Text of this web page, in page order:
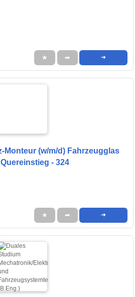
★ ➦ ➜
Monteur (w/m/d) Fahrzeugglas
- 324
★ ➦ ➜